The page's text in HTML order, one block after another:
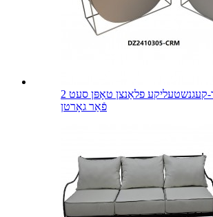
מעטאַל וועטער-קעגנשטעליקע פלאַנצן טאָפּן סעט 2
פֿאַר גאָרטן